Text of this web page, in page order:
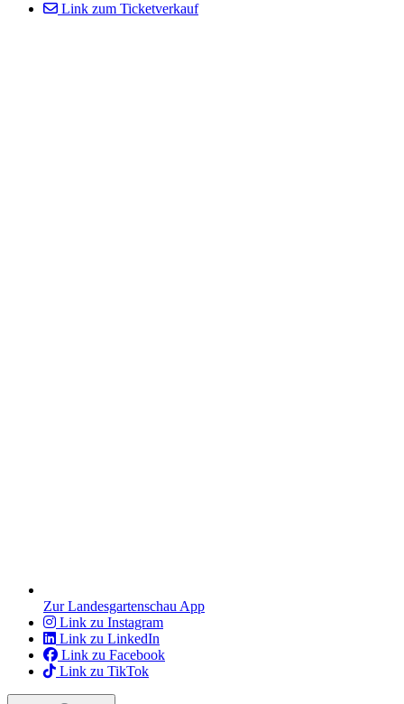
Link zum Ticketverkauf
Zur Landesgartenschau App
Link zu Instagram
Link zu LinkedIn
Link zu Facebook
Link zu TikTok